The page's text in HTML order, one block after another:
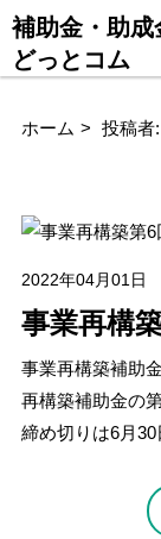
補助金・助成
どっとコム
ホーム 投稿者:
2022年04月01日
事業再構
事業再構築補助
再構築補助金の
締め切りは6月